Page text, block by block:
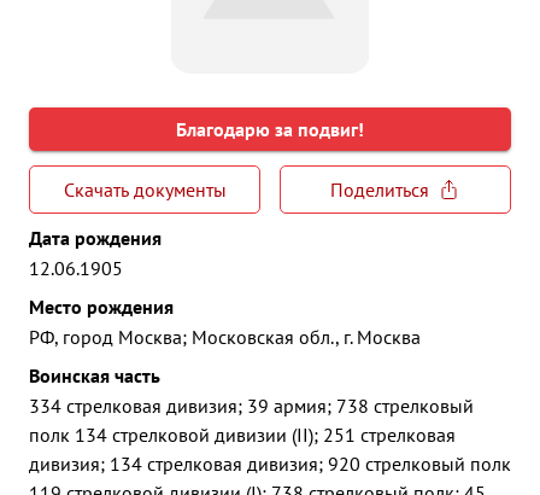
Благодарю за подвиг!
Скачать документы
Поделиться
Дата рождения
12.06.1905
Место рождения
РФ, город Москва; Московская обл., г. Москва
Воинская часть
334 стрелковая дивизия; 39 армия; 738 стрелковый
полк 134 стрелковой дивизии (II); 251 стрелковая
дивизия; 134 стрелковая дивизия; 920 стрелковый полк